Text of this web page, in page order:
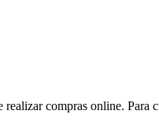
compras online. Para